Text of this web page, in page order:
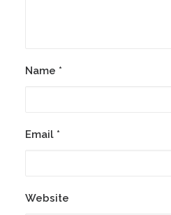
Name *
Email *
Website